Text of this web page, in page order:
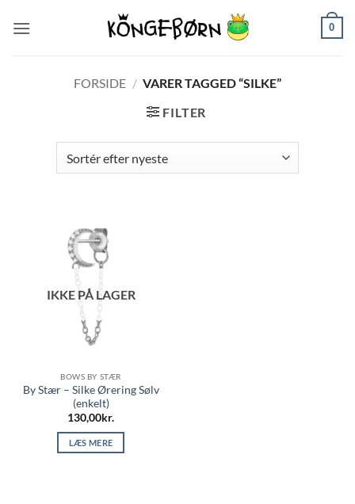
0
FORSIDE / VARER TAGGED “SILKE”
FILTER
IKKE PÅ LAGER
BOWS BY STÆR
By Stær – Silke Ørering Sølv
(enkelt)
130,00kr.
LÆS MERE